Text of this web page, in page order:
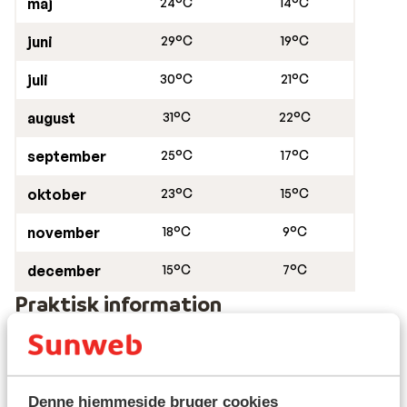
Denne hjemmeside bruger cookies
juni 29°C 19°C
juli 30°C 21°C
august 31°C 22°C
september 25°C 17°C
oktober 23°C 15°C
november 18°C 9°C
december 15°C 7°C
Praktisk information
Hovedstad: